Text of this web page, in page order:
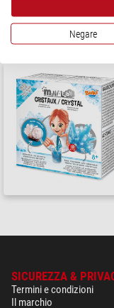
SICUREZZA &
Termini e condizioni
Il marchio
Negare